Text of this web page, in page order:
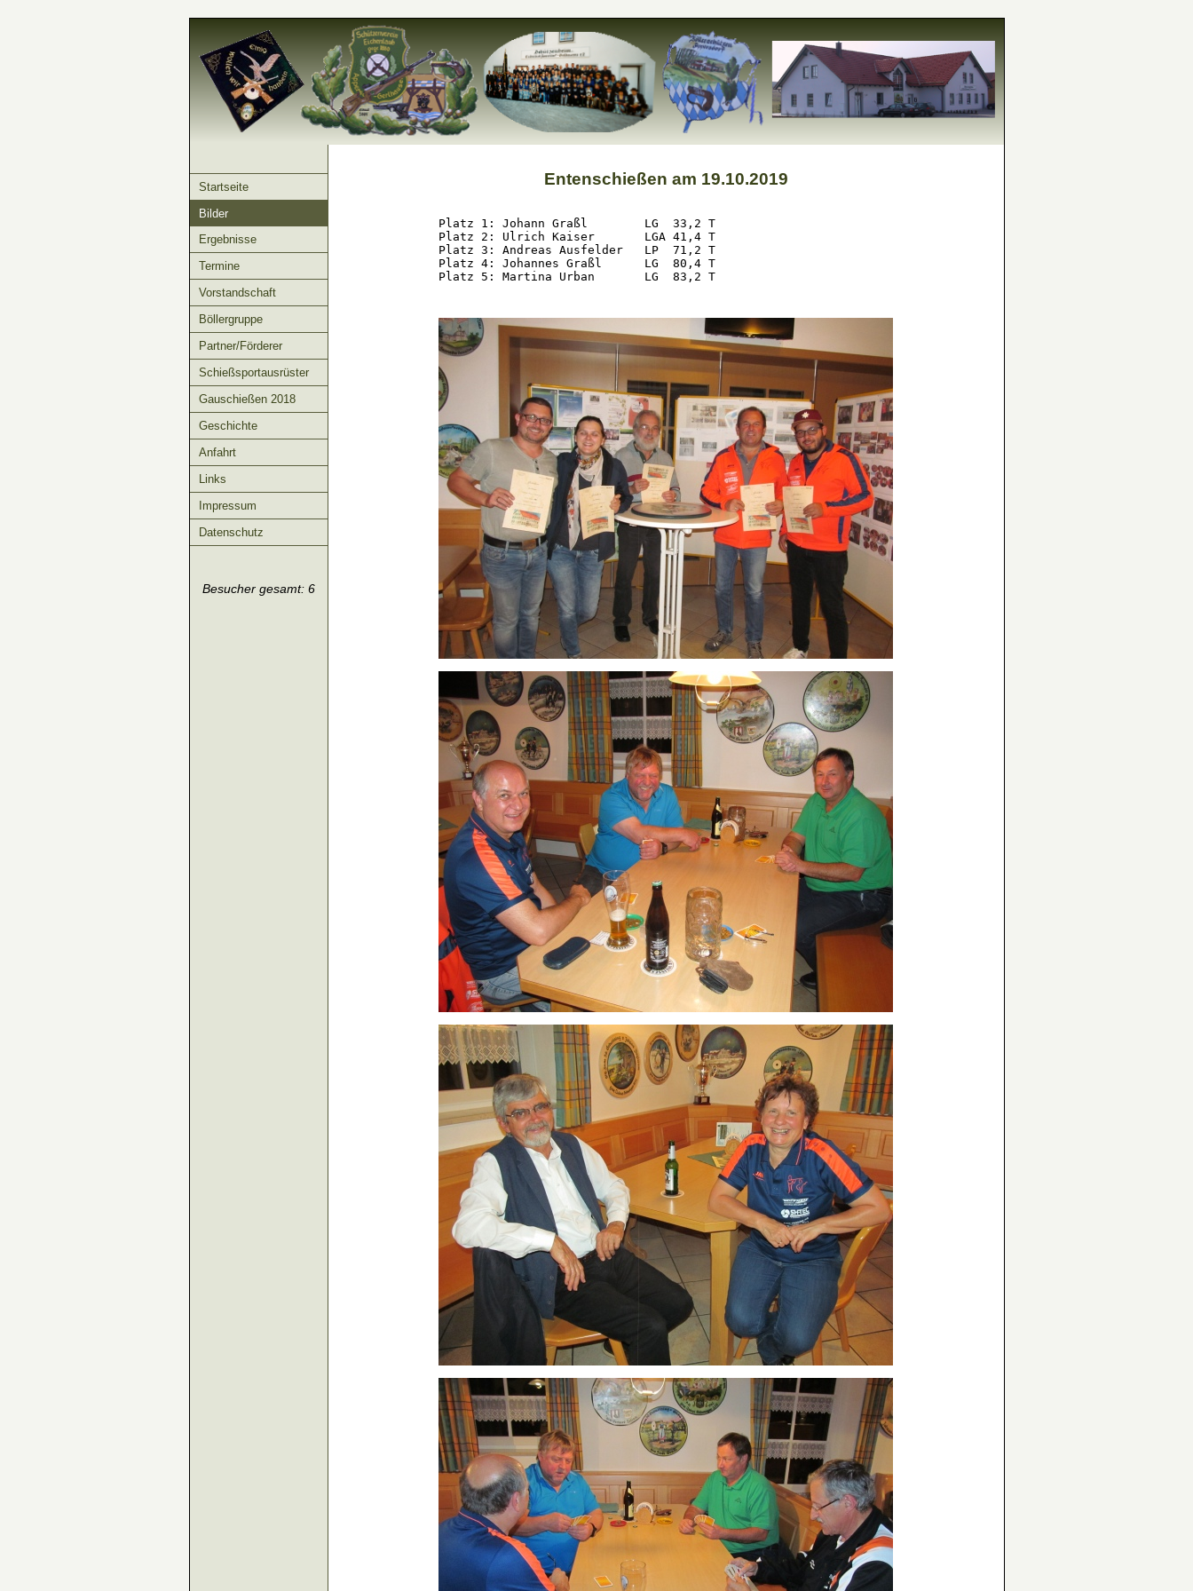
Startseite
Bilder
Ergebnisse
Termine
Vorstandschaft
Böllergruppe
Partner/Förderer
Schießsportausrüster
Gauschießen 2018
Geschichte
Anfahrt
Links
Impressum
Datenschutz
Besucher gesamt: 6
Entenschießen am 19.10.2019
Platz 1: Johann Graßl        LG  33,2 T
Platz 2: Ulrich Kaiser       LGA 41,4 T
Platz 3: Andreas Ausfelder   LP  71,2 T
Platz 4: Johannes Graßl      LG  80,4 T
Platz 5: Martina Urban       LG  83,2 T